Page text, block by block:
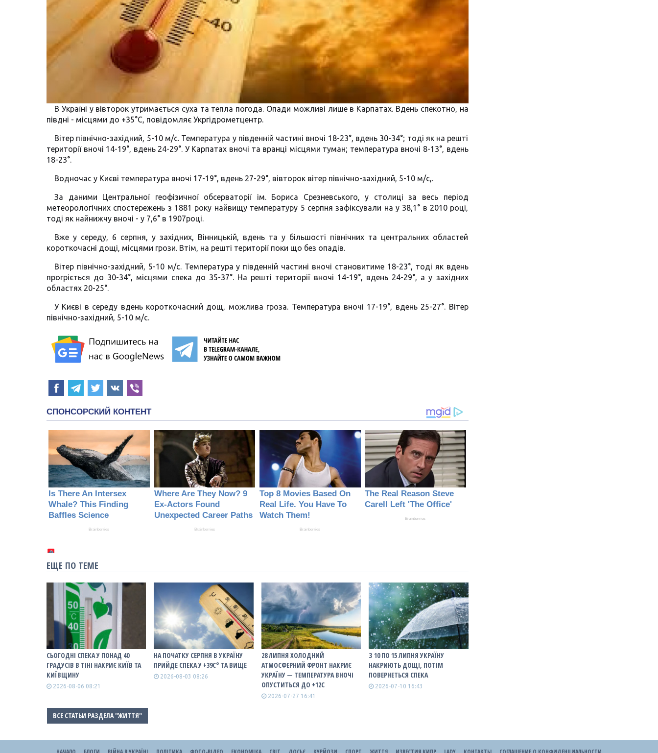
В Україні у вівторок утримається суха та тепла погода. Опади можливі лише в Карпатах. Вдень спекотно, на
півдні - місцями до +35°С, повідомляє Укргідрометцентр.
Вітер північно-західний, 5-10 м/с. Температура у південній частині вночі 18-23°, вдень 30-34°; тоді як на решті
території вночі 14-19°, вдень 24-29°. У Карпатах вночі та вранці місцями туман; температура вночі 8-13°, вдень
18-23°.
Водночас у Києві температура вночі 17-19°, вдень 27-29°, вівторок вітер північно-західний, 5-10 м/с,.
За даними Центральної геофізичної обсерваторії ім. Бориса Срезневського, у столиці за весь період
метеорологічних спостережень з 1881 року найвищу температуру 5 серпня зафіксували на у 38,1° в 2010 році,
тоді як найнижчу вночі - у 7,6° в 1907році.
Вже у середу, 6 серпня, у західних, Вінницькій, вдень та у більшості північних та центральних областей
короткочасні дощі, місцями грози. Втім, на решті території поки що без опадів.
Вітер північно-західний, 5-10 м/с. Температура у південній частині вночі становитиме 18-23°, тоді як вдень
прогріється до 30-34°, місцями спека до 35-37°. На решті території вночі 14-19°, вдень 24-29°, а у західних
областях 20-25°.
У Києві в середу вдень короткочасний дощ, можлива гроза. Температура вночі 17-19°, вдень 25-27°. Вітер
північно-західний, 5-10 м/с.
ЕЩЕ ПО ТЕМЕ
СЬОГОДНІ СПЕКА У ПОНАД 40
ГРАДУСІВ В ТІНІ НАКРИЄ КИЇВ ТА
КИЇВЩИНУ
2026-08-06 08:21
НА ПОЧАТКУ СЕРПНЯ В УКРАЇНУ
ПРИЙДЕ СПЕКА У +39С° ТА ВИЩЕ
2026-08-03 08:26
28 ЛИПНЯ ХОЛОДНИЙ
АТМОСФЕРНИЙ ФРОНТ НАКРИЄ
УКРАЇНУ — ТЕМПЕРАТУРА ВНОЧІ
ОПУСТИТЬСЯ ДО +12С
2026-07-27 16:41
З 10 ПО 15 ЛИПНЯ УКРАЇНУ
НАКРИЮТЬ ДОЩІ, ПОТІМ
ПОВЕРНЕТЬСЯ СПЕКА
2026-07-10 16:43
ВСЕ СТАТЬИ РАЗДЕЛА "ЖИТТЯ"